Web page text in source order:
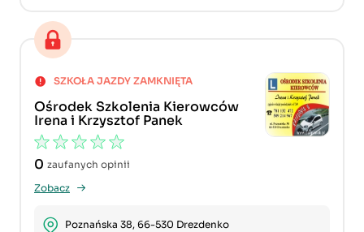
Ośrodek Szkolenia Kierowców
Irena i Krzysztof Panek
SZKOŁA JAZDY ZAMKNIĘTA
0 zaufanych opinii
Zobacz
Poznańska 38, 66-530 Drezdenko